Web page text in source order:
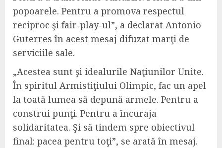
popoarele. Pentru a promova respectul
reciproc şi fair-play-ul”, a declarat Antonio
Guterres în acest mesaj difuzat marţi de
serviciile sale.
„Acestea sunt şi idealurile Naţiunilor Unite.
În spiritul Armistiţiului Olimpic, fac un apel
la toată lumea să depună armele. Pentru a
construi punţi. Pentru a încuraja
solidaritatea. Şi să tindem spre obiectivul
final: pacea pentru toţi”, se arată în mesaj.